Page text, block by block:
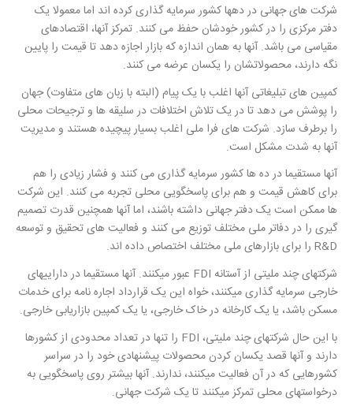
شرکت های جهانی در دهها کشور سرمایه گذاری کرده اند اما معمولا یک
دفتر مرکزی را در کشور خودشان حفظ می کنند. تمرکز آنها، اقتصادهای
مقیاسی می باشد. آنها به همان اندازه که بازار اجازه دهد تا قیمت را پایین
نگه دارند، محصولاتشان را یکسان عرضه می کنند.
کمپین های تبلیغاتی آنها اغلب با یک پیام (البته با زبان های متفاوت) جهان
را پوشش می دهد تا در یک تلاش اختلافات در سلیقه ها و ترجیحات محلی
را برطرف سازد. شرکت های فرا ملی اغلب بسیار پیچیده هستند و مدیریت
آنها به شدت مشکل است.
آنها مستقیما در ده ها کشور سرمایه گذاری می کنند و فشار زیادی را هم
برای کاهش قیمت و هم برای پاسخگویی محلی تجربه می کنند. این شرکت
ها ممکن است یک دفتر جهانی داشته باشند، اما آنها همچنین قدرت تصمیم
گیری را در دفاتر ملی مختلف توزیع می کنند و فعالیت های تحقیق و توسعه
R&D را برای بازارهای ملی مختلف اختصاص داده اند.
شرکتهای چند ملیتی از آستانه FDI عبور میکنند. آنها مستقیما در داراییهای
خارجی سرمایه گذاری میکنند، خواه این یک قرارداد اجاره نامه برای خدمات
مسکن باشد، یا یک کارخانه در خاک خارجی، یا یک کمپین بازاریابی خارجی.
با این حال شرکتهای چند ملیتی، FDI را تنها در تعداد محدودی از کشورها
دارند و آنها قصد یکسان کردن محصولات پیشنهادی خود را در سراسر
کشورهایی که در آن فعالیت میکنند، ندارند. آنها بیشتر روی پاسخگویی به
درخواستهای محلی تمرکز میکنند تا یک شرکت جهانی.